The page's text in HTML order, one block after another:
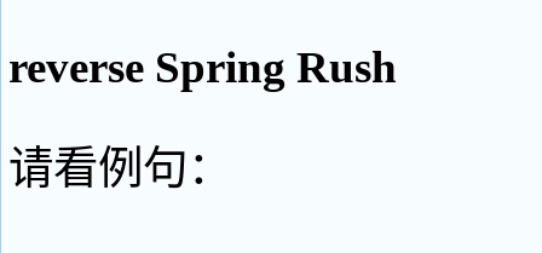
reverse Spring Rush
请看例句：